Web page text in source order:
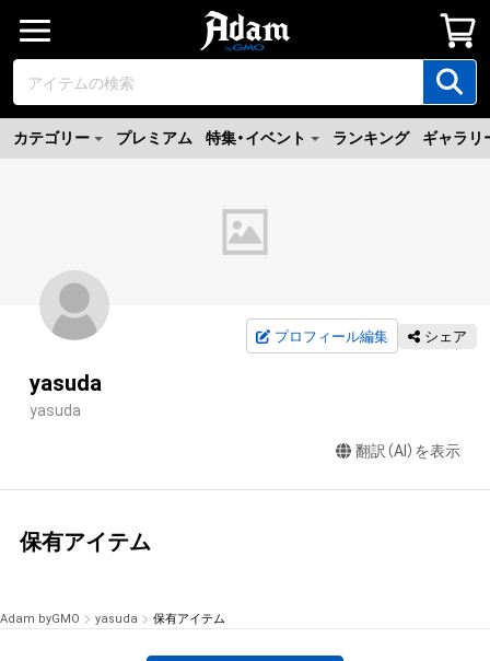
カテゴリー プレミアム 特集・イベント ランキング ギャラリ
プロフィール編集 シェア
yasuda
yasuda
翻訳（AI）を表示
保有アイテム
Adam byGMO yasuda 保有アイテム